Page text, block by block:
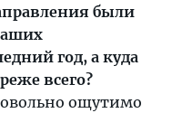
были
год, а куда
всего?
ощутимо